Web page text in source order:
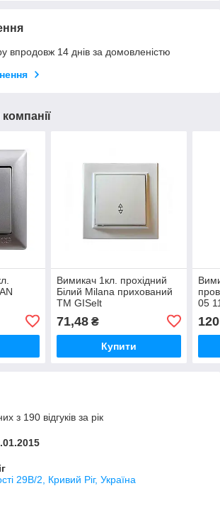
впродовж 14 днів за домовленістю
Вимикач 1кл. прохідний
Білий Milana прихований
ТМ GISelt
71,48₴
Купити
05
з 190 відгуків за рік
29В/2, Кривий Ріг, Україна